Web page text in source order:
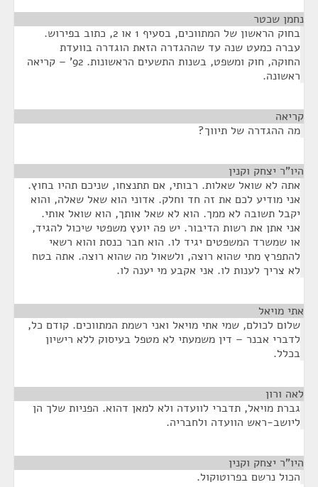
נחמן שכטר
בחוק הראשון של המתווכים, בסעיף 1 או 2, כתוב בפירוש.
עברה כמעט שנה עד שההגדרה הזאת הוגדרה בוועדת
החוקה, חוק ומשפט, בשנות התשעים הראשונות. 92' – קריאה
ראשונה.
קריאה
מה ההגדרה של תיווך?
היו"ר יצחק וקנין
אתה לא שואל שאלות. רבותי, אם תתנצחו, שניכם תהיו בחוץ.
אני מודיע לכם את זה חד וחלק. אדוני הוא שאל שאלה, והוא
יקבל תשובה לא ממך. הוא לא שאל אותך, הוא שואל אותי.
אני אתן את רשות הדיבור. יש פה יועץ משפטי שיכול להגיד,
או שמשרד המשפטים יגיד לו. הוא חבר כנסת והוא רשאי
להתפרץ מתי שהוא רוצה, ולשאול מה שהוא רוצה. אתה בטח
לא צריך לענות לו. אני אקבע מי יענה לו.
אתי מויאל
שלום לכולם, שמי אתי מויאל ואני רשמת המתווכים. קודם כל,
לדברי אבנר – דין משמעתי לא מטפל בעיסוק ללא רישיון
בכלל.
לאה ורון
גברת מויאל, תדברי לוועדה ולא למאן דהוא. הפניות שלך הן
ליושב-ראש הוועדה ולחבריה.
היו"ר יצחק וקנין
הכול נרשם בפרוטוקול.